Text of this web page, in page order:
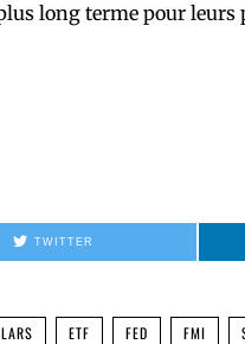
long terme pour leurs
TWITTER
ETF FED FMI